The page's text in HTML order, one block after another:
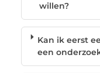
willen?
Kan ik eerst
een